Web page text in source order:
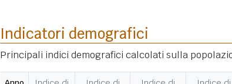
Indicatori demografici
Principali indici demografici calcolati sulla